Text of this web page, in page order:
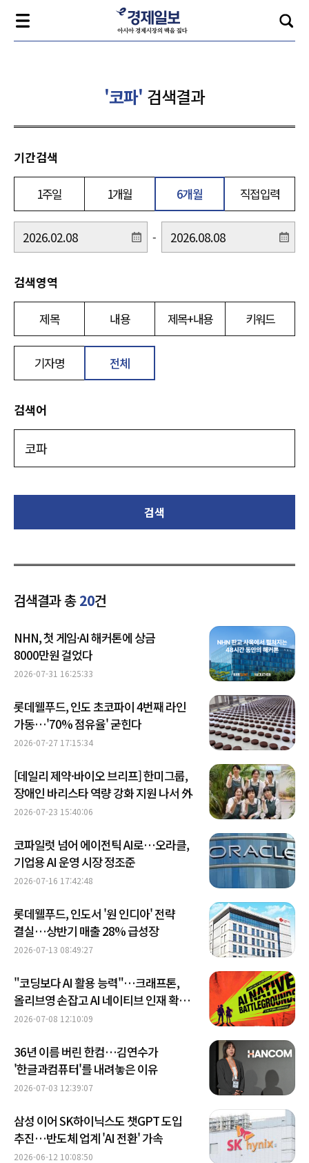
'코파' 검색결과
기간검색
1주일 1개월 6개월 직접입력
-
검색영역
제목 내용 제목+내용 키워드
기자명 전체
검색어
검색
검색결과 총20건
NHN, 첫 게임·AI 해커톤에 상금
8000만원 걸었다
2026-07-31 16:25:33
롯데웰푸드, 인도 초코파이 4번째 라인
가동…'70% 점유율' 굳힌다
2026-07-27 17:15:34
[데일리 제약·바이오 브리프] 한미그룹,
장애인 바리스타 역량 강화 지원 나서 外
2026-07-23 15:40:06
코파일럿 넘어 에이전틱 AI로…오라클,
기업용 AI 운영 시장 정조준
2026-07-16 17:42:48
롯데웰푸드, 인도서 '원 인디아' 전략
결실…상반기 매출 28% 급성장
2026-07-13 08:49:27
"코딩보다 AI 활용 능력"…크래프톤,
올리브영 손잡고 AI 네이티브 인재 확보
나선다
2026-07-08 12:10:09
36년 이름 버린 한컴…김연수가
'한글과컴퓨터'를 내려놓은 이유
2026-07-03 12:39:07
삼성 이어 SK하이닉스도 챗GPT 도입
추진…반도체 업계 'AI 전환' 가속
2026-06-12 10:08:50